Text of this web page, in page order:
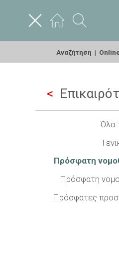
Αναζήτηση |
Όλα
Πρόσφατη
Πρόσφατη
Πρόσφατες